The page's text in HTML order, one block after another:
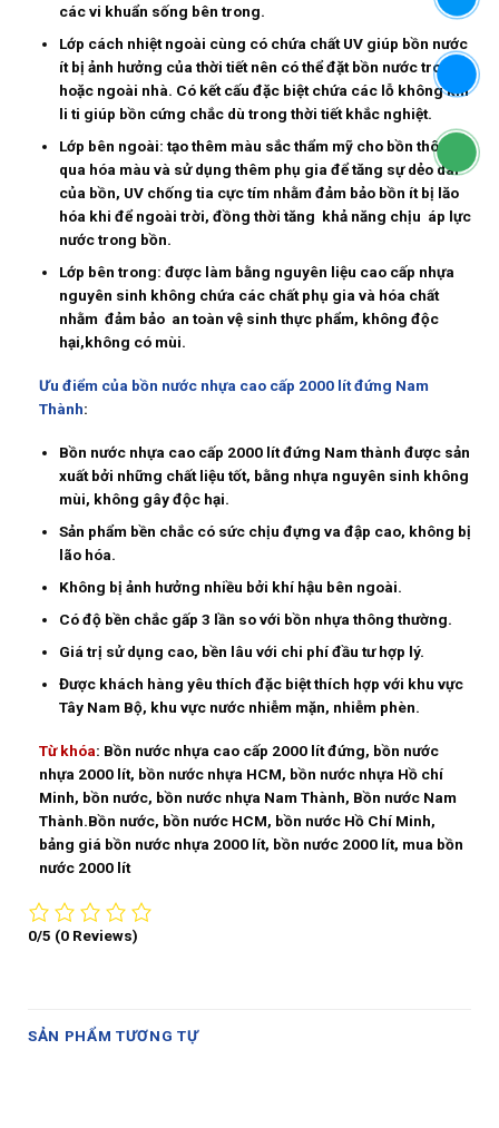
các vi khuẩn sống bên trong.
Lớp cách nhiệt ngoài cùng có chứa chất UV giúp bồn nước
ít bị ảnh hưởng của thời tiết nên có thể đặt bồn nước trong
hoặc ngoài nhà. Có kết cấu đặc biệt chứa các lỗ không khí
li ti giúp bồn cứng chắc dù trong thời tiết khắc nghiệt.
Lớp bên ngoài: tạo thêm màu sắc thẩm mỹ cho bồn thông
qua hóa màu và sử dụng thêm phụ gia để tăng sự dẻo dai
của bồn, UV chống tia cực tím nhằm đảm bảo bồn ít bị lăo
hóa khi để ngoài trời, đồng thời tăng khả năng chịu áp lực
nước trong bồn.
Lớp bên trong: được làm bằng nguyên liệu cao cấp nhựa
nguyên sinh không chứa các chất phụ gia và hóa chất
nhằm đảm bảo an toàn vệ sinh thực phẩm, không độc
hại,không có mùi.
Ưu điểm của bồn nước nhựa cao cấp 2000 lít đứng Nam
Thành:
Bồn nước nhựa cao cấp 2000 lít đứng Nam thành được sản
xuất bởi những chất liệu tốt, bằng nhựa nguyên sinh không
mùi, không gây độc hại.
Sản phẩm bền chắc có sức chịu đựng va đập cao, không bị
lão hóa.
Không bị ảnh hưởng nhiều bởi khí hậu bên ngoài.
Có độ bền chắc gấp 3 lần so với bồn nhựa thông thường.
Giá trị sử dụng cao, bền lâu với chi phí đầu tư hợp lý.
Được khách hàng yêu thích đặc biệt thích hợp với khu vực
Tây Nam Bộ, khu vực nước nhiễm mặn, nhiễm phèn.
Từ khóa: Bồn nước nhựa cao cấp 2000 lít đứng, bồn nước
nhựa 2000 lít, bồn nước nhựa HCM, bồn nước nhựa Hồ chí
Minh, bồn nước, bồn nước nhựa Nam Thành, Bồn nước Nam
Thành.Bồn nước, bồn nước HCM, bồn nước Hồ Chí Minh,
bảng giá bồn nước nhựa 2000 lít, bồn nước 2000 lít, mua bồn
nước 2000 lít
0/5 (0 Reviews)
SẢN PHẨM TƯƠNG TỰ